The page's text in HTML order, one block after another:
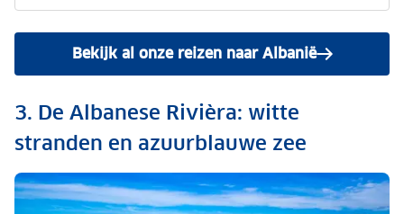
Bekijk al onze reizen naar Albanië
3. De Albanese Rivièra: witte
stranden en azuurblauwe zee